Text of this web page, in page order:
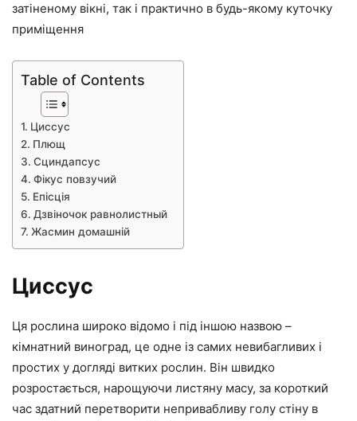
затіненому вікні, так і практично в будь-якому куточку
приміщення
Table of Contents
Циссус
Плющ
Сциндапсус
Фікус повзучий
Епісція
Дзвіночок равнолистный
Жасмин домашній
Циссус
Ця рослина широко відомо і під іншою назвою –
кімнатний виноград, це одне із самих невибагливих і
простих у догляді витких рослин. Він швидко
розростається, нарощуючи листяну масу, за короткий
час здатний перетворити непривабливу голу стіну в